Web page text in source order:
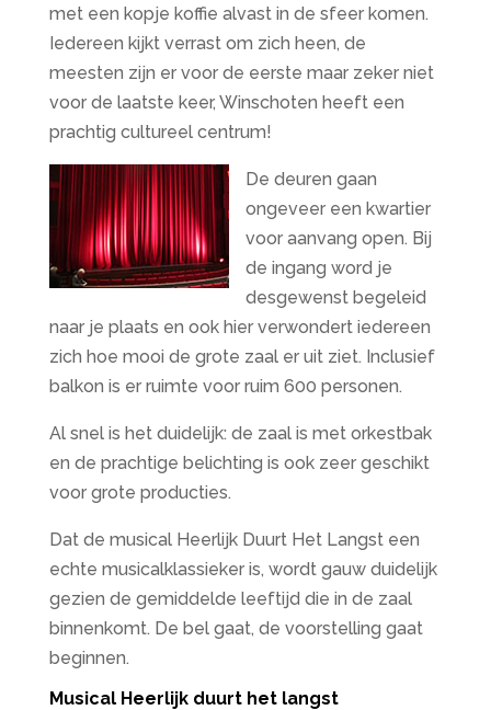
met een kopje koffie alvast in de sfeer komen.
Iedereen kijkt verrast om zich heen, de
meesten zijn er voor de eerste maar zeker niet
voor de laatste keer, Winschoten heeft een
prachtig cultureel centrum!
De deuren gaan
ongeveer een kwartier
voor aanvang open. Bij
de ingang word je
desgewenst begeleid
naar je plaats en ook hier verwondert iedereen
zich hoe mooi de grote zaal er uit ziet. Inclusief
balkon is er ruimte voor ruim 600 personen.
Al snel is het duidelijk: de zaal is met orkestbak
en de prachtige belichting is ook zeer geschikt
voor grote producties.
Dat de musical Heerlijk Duurt Het Langst een
echte musicalklassieker is, wordt gauw duidelijk
gezien de gemiddelde leeftijd die in de zaal
binnenkomt. De bel gaat, de voorstelling gaat
beginnen.
Musical Heerlijk duurt het langst